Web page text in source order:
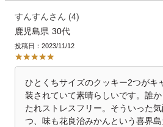
すんすん
4
鹿児島県 30代
投稿日 2023/11/12
ひとくちサイズのクッキー2つがキ
装されていて素晴らしいです。誰
たれストレスフリー。そういった
つ、味も花良治みかんという喜界